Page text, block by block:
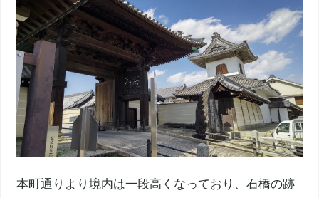
本町通りより境内は一段高くなっており、石橋の跡